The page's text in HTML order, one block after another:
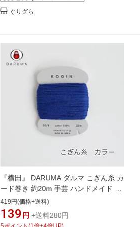
ぐりグら
『横田』 DARUMA ダルマ こぎん糸 カ
ード巻き 約20m 手芸 ハンドメイド コ
ットン 【C3-8-140-3】
419円(価格+送料)
139 円 +送料280円